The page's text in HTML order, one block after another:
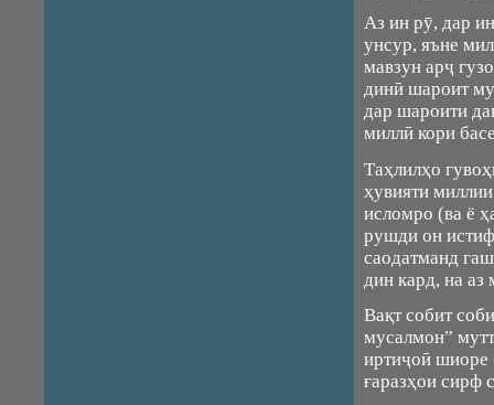
Аз ин рӯ, дар
унсур, яъне
мавзун арҷ
динӣ шароит
дар шароити
миллӣ кори
Таҳлилҳо
ҳувияти
исломро (ва ё
рушди он
саодатманд
дин кард, на аз
Вақт собит
мусалмон”
иртиҷоӣ шиоре
ғаразҳои сирф